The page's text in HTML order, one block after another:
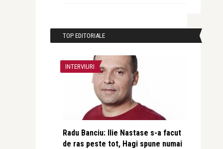
TOP EDITORIALE
INTERVIURI
Radu Banciu: Ilie Nastase s-a facut
de ras peste tot, Hagi spune numai